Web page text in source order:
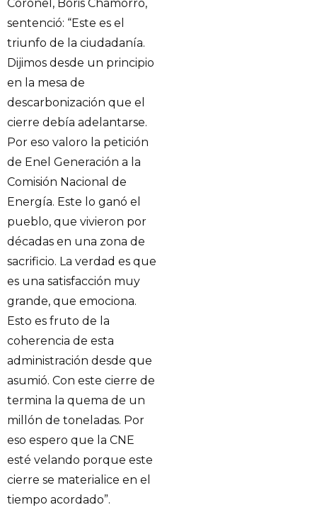
Coronel, Boris Chamorro,
sentenció: “Este es el
triunfo de la ciudadanía.
Dijimos desde un principio
en la mesa de
descarbonización que el
cierre debía adelantarse.
Por eso valoro la petición
de Enel Generación a la
Comisión Nacional de
Energía. Este lo ganó el
pueblo, que vivieron por
décadas en una zona de
sacrificio. La verdad es que
es una satisfacción muy
grande, que emociona.
Esto es fruto de la
coherencia de esta
administración desde que
asumió. Con este cierre de
termina la quema de un
millón de toneladas. Por
eso espero que la CNE
esté velando porque este
cierre se materialice en el
tiempo acordado”.